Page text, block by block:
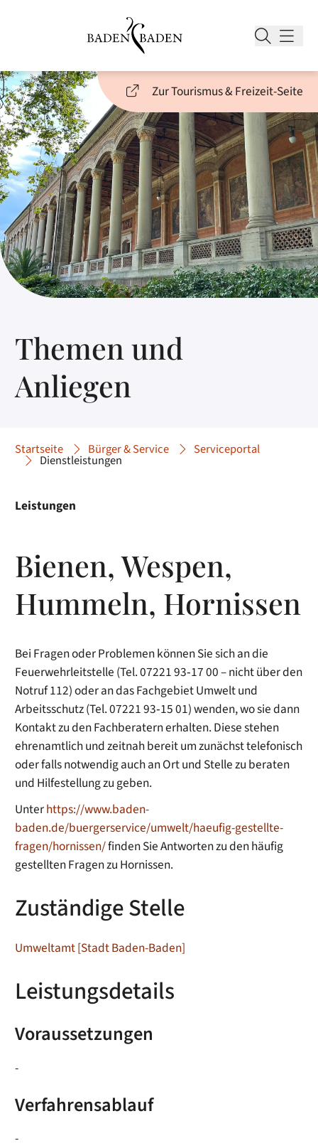
Zur Tourismus & Freizeit-Seite
Themen und
Anliegen
Startseite Bürger & Service Serviceportal
Dienstleistungen
Leistungen
Bienen, Wespen,
Hummeln, Hornissen
Bei Fragen oder Problemen können Sie sich an die
Feuerwehrleitstelle (Tel. 07221 93‐17 00 – nicht über den
Notruf 112) oder an das Fachgebiet Umwelt und
Arbeitsschutz (Tel. 07221 93‐15 01) wenden, wo sie dann
Kontakt zu den Fachberatern erhalten. Diese stehen
ehrenamtlich und zeitnah bereit um zunächst telefonisch
oder falls notwendig auch an Ort und Stelle zu beraten
und Hilfestellung zu geben.
Unterhttps://www.baden-
baden.de/buergerservice/umwelt/haeufig-gestellte-
fragen/hornissen/finden Sie Antworten zu den häufig
gestellten Fragen zu Hornissen.
Zuständige Stelle
Umweltamt [Stadt Baden-Baden]
Leistungsdetails
Voraussetzungen
-
Verfahrensablauf
-